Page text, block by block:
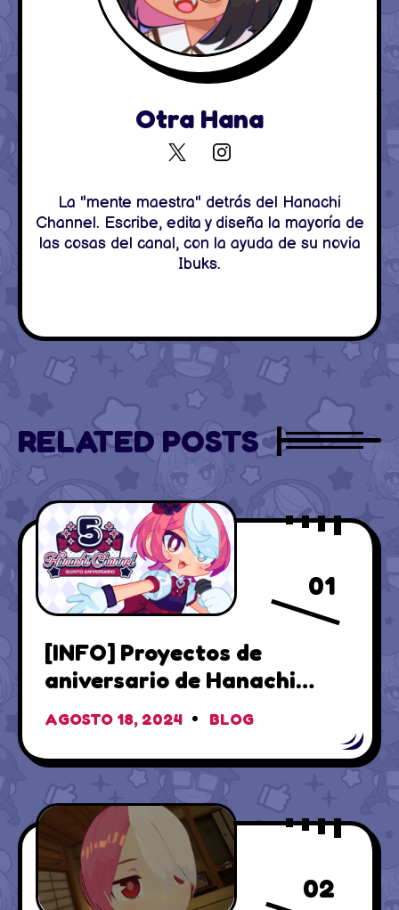
Otra Hana
La "mente maestra" detrás del Hanachi
Channel. Escribe, edita y diseña la mayoría de
las cosas del canal, con la ayuda de su novia
Ibuks.
RELATED POSTS
01
[INFO] Proyectos de
aniversario de Hanachi
Channel!
AGOSTO 18, 2024 BLOG
02